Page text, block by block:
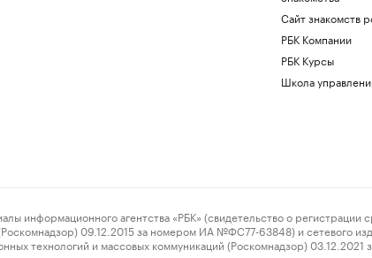
Сайт знакомств
РБК Компании
РБК Курсы
Школа
агентства «РБК» (свидетельство о регистрации
09.12.2015 за номером ИА №ФС77-63848) и сетевого
технологий и массовых коммуникаций (Роскомнадзор)